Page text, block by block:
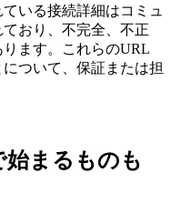
いる接続詳細はコミュ
おり、不完全、不正
ます。これらのURL
ついて、保証または担
まるものも